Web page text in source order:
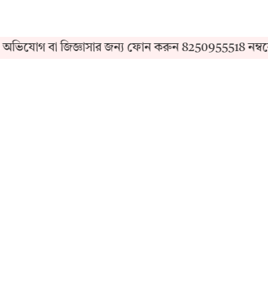
বা জিজ্ঞাসার জন্য ফোন করুন 8250955518 নম্বরে।